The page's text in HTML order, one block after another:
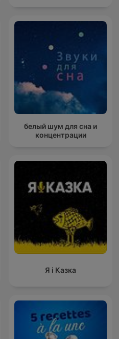
белый шум для сна и
концентрации
Я і Казка